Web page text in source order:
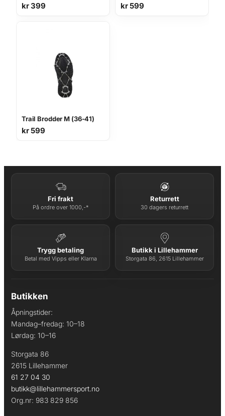
kr399 kr599
Trail Brodder M (36-41)
kr599
Fri frakt
På ordre over 1000,-*
Returrett
30 dagers returrett
Trygg betaling
Betal med Vipps eller Klarna
Butikk i Lillehammer
Storgata 86, 2615 Lillehammer
Butikken
Åpningstider:
Mandag–fredag: 10–18
Lørdag: 10–16
Storgata 86
2615 Lillehammer
61 27 04 30
butikk@lillehammersport.no
Org.nr: 983 829 856